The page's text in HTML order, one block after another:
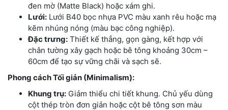
đen mờ (Matte Black) hoặc xám ghi.
Lưới: Lưới B40 bọc nhựa PVC màu xanh rêu hoặc mạ
kẽm nhúng nóng (màu bạc công nghiệp).
Đặc trưng: Thiết kế thẳng, gọn gàng, kết hợp với
chân tường xây gạch hoặc bê tông khoảng 30cm –
60cm để tạo sự vững chãi và sạch sẽ.
Phong cách Tối giản (Minimalism):
Khung trụ: Giảm thiểu chi tiết khung. Chủ yếu dùng
cột thép tròn đơn giản hoặc cột bê tông sơn màu